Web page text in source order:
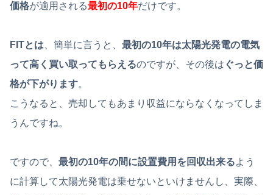
価格が適用される最初の10年だけです。
FITとは 、簡単に言うと、 最初の10年は太陽光発電の電気
って高く買い取ってもらえるのですが、その後は ぐっと価
格が下がります。
こうなると、売却してもあまり収益にならなくなってしま
うんですね。
ですので、 最初の10年の間に設置費用を回収出来るよう
に計算して太陽光発電は乗せないといけませんし、実際、